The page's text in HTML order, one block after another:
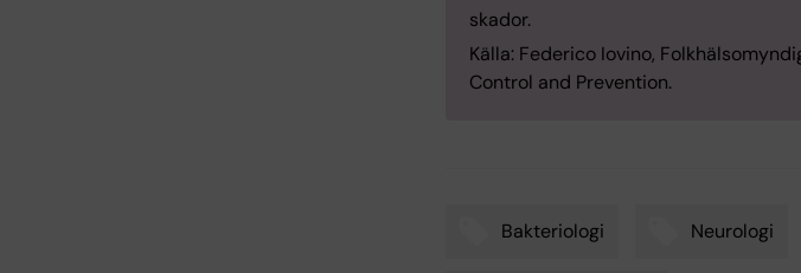
skador.
Källa: Federico Iovino,
Control and Prevention.
Bakteriologi Neurologi